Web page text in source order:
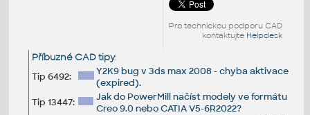
Pro technickou podporu CAD
kontaktujte Helpdesk
Příbuzné CAD tipy:
Tip 6492:
Y2K9 bug v 3ds max 2008 - chyba aktivace
(expired).
Tip 13447:
Jak do PowerMill načíst modely ve formátu
Creo 9.0 nebo CATIA V5-6R2022?